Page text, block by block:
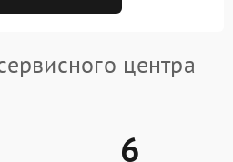
центра
6